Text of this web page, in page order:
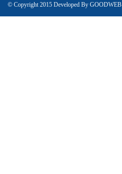
© Copyright 2015 Developed By GOODWEB